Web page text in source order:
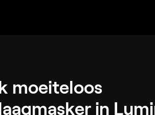
moeiteloos
in